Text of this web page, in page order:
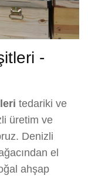
-
tedariki ve
üretim ve
Denizli
el
ahşap